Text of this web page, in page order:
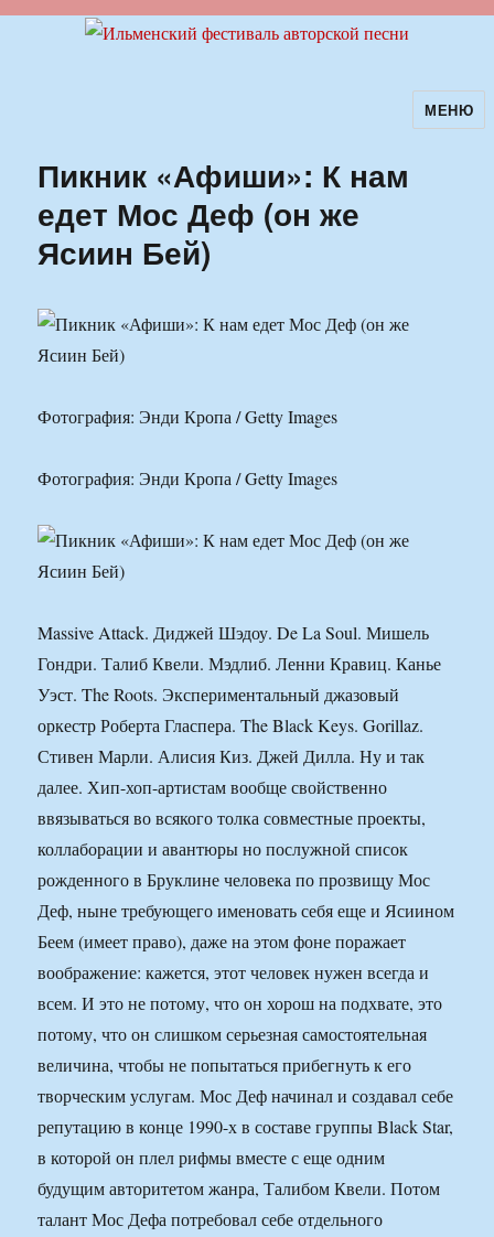
Ильменский фестиваль авторскойМЕНЮ
Пикник «Афиши»: К нам
едет Мос Деф (он же
Ясиин Бей)
Фотография: Энди Кропа / Getty Images
Фотография: Энди Кропа / Getty Images
Massive Attack. Диджей Шэдоу. De La Soul. Мишель
Гондри. Талиб Квели. Мэдлиб. Ленни Кравиц. Канье
Уэст. The Roots. Экспериментальный джазовый
оркестр Роберта Гласпера. The Black Keys. Gorillaz.
Стивен Марли. Алисия Киз. Джей Дилла. Ну и так
далее. Хип-хоп-артистам вообще свойственно
ввязываться во всякого толка совместные проекты,
коллаборации и авантюры но послужной список
рожденного в Бруклине человека по прозвищу Мос
Деф, ныне требующего именовать себя еще и Ясиином
Беем (имеет право), даже на этом фоне поражает
воображение: кажется, этот человек нужен всегда и
всем. И это не потому, что он хорош на подхвате, это
потому, что он слишком серьезная самостоятельная
величина, чтобы не попытаться прибегнуть к его
творческим услугам. Мос Деф начинал и создавал себе
репутацию в конце 1990-х в составе группы Black Star,
в которой он плел рифмы вместе с еще одним
будущим авторитетом жанра, Талибом Квели. Потом
талант Мос Дефа потребовал себе отдельного